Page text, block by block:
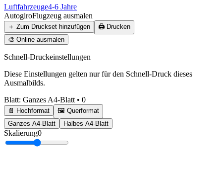
Luftfahrzeuge4-6 Jahre
AutogiroFlugzeug ausmalen
＋ Zum Druckset hinzufügen 🖨️ Drucken
🎨 Online ausmalen
Schnell-Druckeinstellungen
Diese Einstellungen gelten nur für den Schnell-Druck dieses
Ausmalbilds.
Blatt: Ganzes A4-Blatt • 0
📄 Hochformat
🖼️ Querformat
Ganzes A4-Blatt
Halbes A4-Blatt
Skalierung0